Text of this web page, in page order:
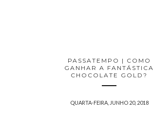
PASSATEMPO | COMO
GANHAR A FANTÁSTICA
CHOCOLATE GOLD?
QUARTA-FEIRA, JUNHO 20, 2018